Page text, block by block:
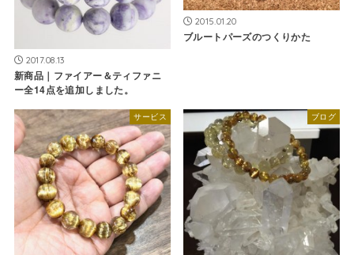
2017.08.13
新商品｜ファイアー＆ティファニ
ー全14点を追加しました。
2015.01.20
ブルートパーズのつくりかた
サービス ブログ